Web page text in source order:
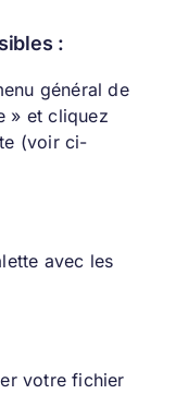
:
général de
» et cliquez
(voir ci-
avec les
votre fichier